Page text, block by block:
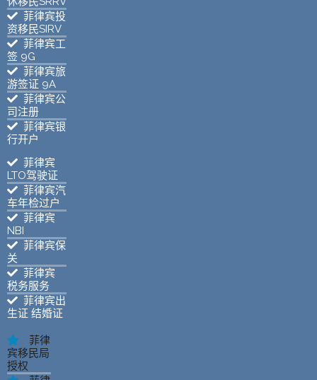
菲律宾投
资移民SIRV
菲律宾工
签 9G
菲律宾旅
游签证 9A
菲律宾公
司注册
菲律宾银
行开户
菲律宾
LTO驾驶证
菲律宾汽
车年检过户
菲律宾
NBI
菲律宾保
关
菲律宾
税务服务
菲律宾出
生证 结婚证
菲律
宾移民局
授权